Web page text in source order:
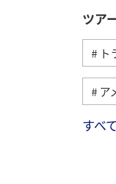
ツア
ト
ア
グ
すべ